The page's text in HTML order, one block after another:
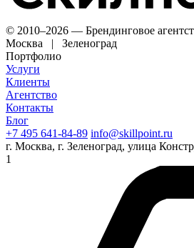
© 2010–2026 — Брендинговое
Москва | Зеленоград
Портфолио
Услуги
Клиенты
Агентство
Контакты
Блог
+7 495 641-84-89 info@skillpoint.ru
г. Москва, г. Зеленоград, улица
1